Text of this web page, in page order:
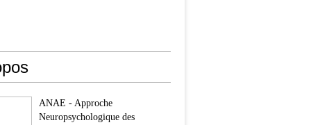
ANAE - Approche
Neuropsychologique des